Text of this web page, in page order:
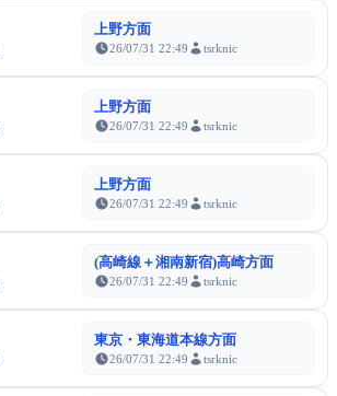
上野方面
26/07/31 22:49 tsrknic
上野方面
26/07/31 22:49 tsrknic
上野方面
26/07/31 22:49 tsrknic
(高崎線＋湘南新宿)高崎方面
26/07/31 22:49 tsrknic
東京・東海道本線方面
26/07/31 22:49 tsrknic